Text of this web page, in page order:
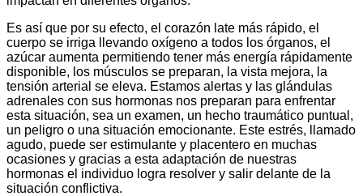
Es así que por su efecto, el corazón late más rápido, el
cuerpo se irriga llevando oxígeno a todos los órganos, el
azúcar aumenta permitiendo tener más energía rápidamente
disponible, los músculos se preparan, la vista mejora, la
tensión arterial se eleva. Estamos alertas y las glándulas
adrenales con sus hormonas nos preparan para enfrentar
esta situación, sea un examen, un hecho traumático puntual,
un peligro o una situación emocionante. Este estrés, llamado
agudo, puede ser estimulante y placentero en muchas
ocasiones y gracias a esta adaptación de nuestras
hormonas el individuo logra resolver y salir delante de la
situación conflictiva.